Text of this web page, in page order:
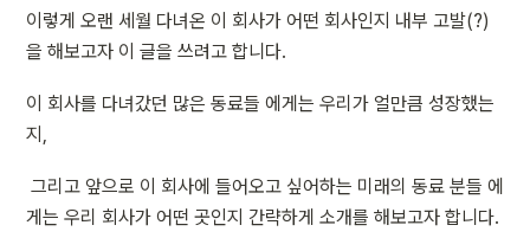
이렇게 오랜 세월 다녀온 이 회사가 어떤 회사인지 내부 고발(?)
을 해보고자 이 글을 쓰려고 합니다.
이 회사를 다녀갔던 많은 동료들 에게는 우리가 얼만큼 성장했는
지,
게는 우리 회사가 어떤 곳인지 간략하게 소개를 해보고자 합니다.